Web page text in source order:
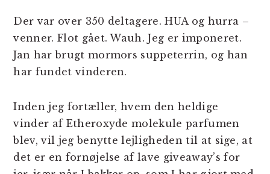
Der var over 350 deltagere. HUA og hurra –
venner. Flot gået. Wauh. Jeg er imponeret.
Jan har brugt mormors suppeterrin, og han
har fundet vinderen.
Inden jeg fortæller, hvem den heldige
vinder af Etheroxyde molekule parfumen
blev, vil jeg benytte lejligheden til at sige, at
det er en fornøjelse af lave giveaway’s for